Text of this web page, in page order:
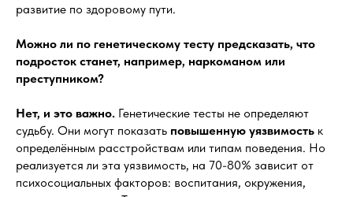
развитие по здоровому пути.
Можно ли по генетическому тесту предсказать, что
подросток станет, например, наркоманом или
преступником?
Нет, и это важно. Генетические тесты не определяют
судьбу. Они могут показать повышенную уязвимость к
определённым расстройствам или типам поведения. Но
реализуется ли эта уязвимость, на 70-80% зависит от
психосоциальных факторов: воспитания, окружения,